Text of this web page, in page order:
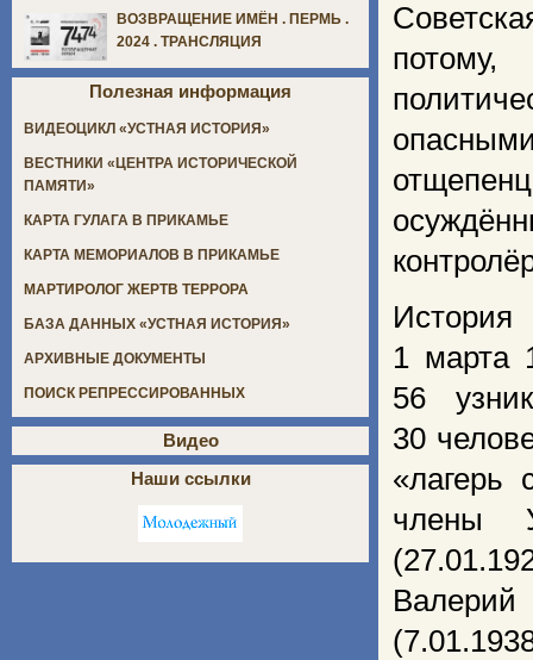
История
1 марта
56
30
«лагерь
члены
ВОЗВРАЩЕНИЕ ИМЁН . ПЕРМЬ .
2024 . ТРАНСЛЯЦИЯ
Полезная информация
ВИДЕОЦИКЛ «УСТНАЯ ИСТОРИЯ»
ВЕСТНИКИ «ЦЕНТРА ИСТОРИЧЕСКОЙ
ПАМЯТИ»
КАРТА ГУЛАГА В ПРИКАМЬЕ
КАРТА МЕМОРИАЛОВ В ПРИКАМЬЕ
МАРТИРОЛОГ ЖЕРТВ ТЕРРОРА
БАЗА ДАННЫХ «УСТНАЯ ИСТОРИЯ»
АРХИВНЫЕ ДОКУМЕНТЫ
ПОИСК РЕПРЕССИРОВАННЫХ
Видео
Наши ссылки